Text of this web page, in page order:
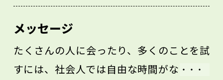
メッセージ
たくさんの人に会ったり、多くのことを試
すには、社会人では自由な時間がなく、高